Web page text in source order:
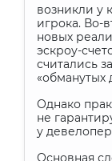
возникли у
игрока. Во-
новых
эскроу-
считались
«обманутых
Однако
не
у
Основная